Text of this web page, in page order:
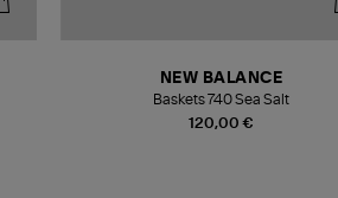
120,00 €
NEW BALANCE
Baskets 740 Sea Salt